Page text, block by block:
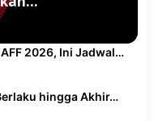
2026, Ini Jadwal…
hingga Akhir…